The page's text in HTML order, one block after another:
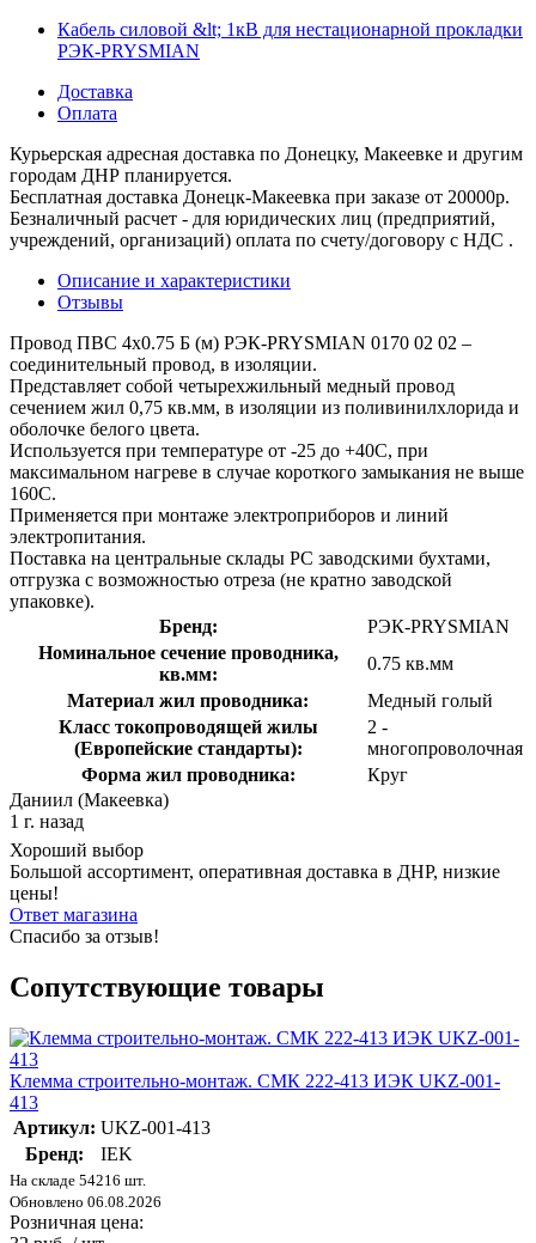
Кабель силовой &lt; 1кВ для нестационарной прокладки
РЭК-PRYSMIAN
Доставка
Оплата
Курьерская адресная доставка по Донецку, Макеевке и другим
городам ДНР планируется.
Бесплатная доставка Донецк-Макеевка при заказе от 20000р.
Безналичный расчет - для юридических лиц (предприятий,
учреждений, организаций) оплата по счету/договору с НДС .
Описание и характеристики
Отзывы
Провод ПВС 4х0.75 Б (м) РЭК-PRYSMIAN 0170 02 02 –
соединительный провод, в изоляции.
Представляет собой четырехжильный медный провод
сечением жил 0,75 кв.мм, в изоляции из поливинилхлорида и
оболочке белого цвета.
Используется при температуре от -25 до +40С, при
максимальном нагреве в случае короткого замыкания не выше
160С.
Применяется при монтаже электроприборов и линий
электропитания.
Поставка на центральные склады РС заводскими бухтами,
отгрузка с возможностью отреза (не кратно заводской
упаковке).
Бренд:
РЭК-PRYSMIAN
Номинальное сечение проводника,
кв.мм:
0.75 кв.мм
Материал жил проводника:
Медный голый
Класс токопроводящей жилы
(Европейские стандарты):
2 -
многопроволочная
Форма жил проводника:
Круг
Даниил (Макеевка)
1 г. назад
Хороший выбор
Большой ассортимент, оперативная доставка в ДНР, низкие
цены!
Ответ магазина
Спасибо за отзыв!
Сопутствующие товары
Клемма строительно-монтаж. СМК 222-413 ИЭК UKZ-001-
413
Артикул: UKZ-001-413
Бренд:
IEK
На складе 54216 шт.
Обновлено 06.08.2026
Розничная цена: